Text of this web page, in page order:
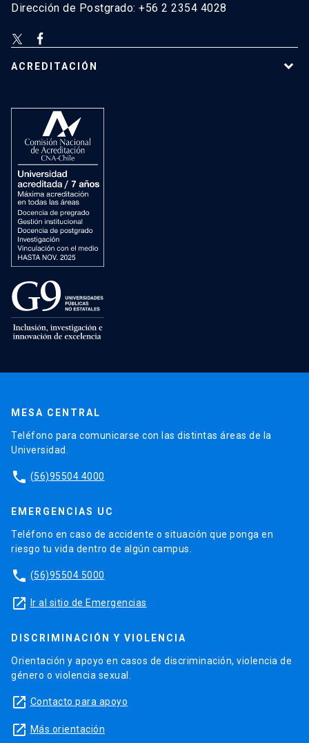
Dirección de Postgrado: +56 2 2354 4028
ACREDITACIÓN
MESA CENTRAL
Teléfono para comunicarse con las distintas áreas de la
Universidad.
phone (56)95504 4000
EMERGENCIAS UC
Teléfono en caso de accidente o situación que ponga en
riesgo tu vida dentro de algún campus.
phone (56)95504 5000
launch Ir al sitio de Emergencias
DISCRIMINACIÓN Y VIOLENCIA
Orientación y apoyo en casos de discriminación, violencia de
género o violencia sexual.
launch Contacto para apoyo
launch Más orientación